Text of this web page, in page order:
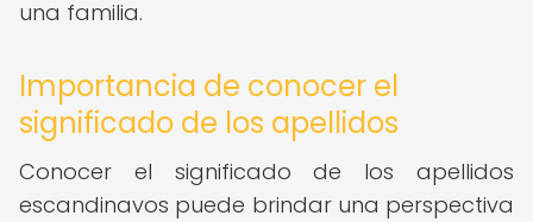
una familia.
Importancia de conocer el
significado de los apellidos
Conocer el significado de los apellidos
escandinavos puede brindar una perspectiva